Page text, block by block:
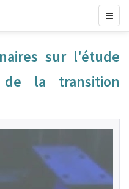
sur l'étude
la transition